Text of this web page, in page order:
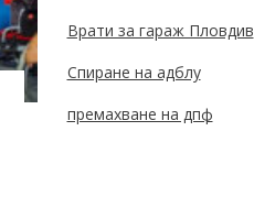
Врати за гараж Пловдив
Спиране на адблу
премахване на дпф